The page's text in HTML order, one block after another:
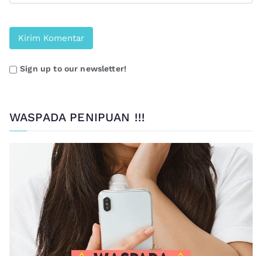
Sign up to our newsletter!
WASPADA PENIPUAN !!!